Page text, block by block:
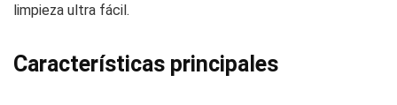
limpieza ultra fácil.
Características principales